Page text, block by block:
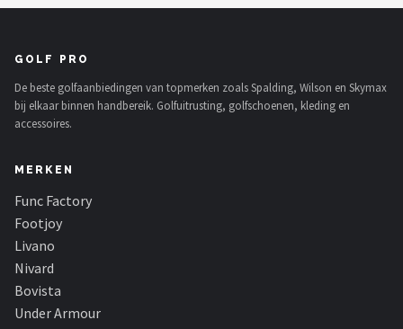
GOLF PRO
De beste golfaanbiedingen van topmerken zoals Spalding, Wilson en Skymax
bij elkaar binnen handbereik. Golfuitrusting, golfschoenen, kleding en
accessoires.
MERKEN
Func Factory
Footjoy
Livano
Nivard
Bovista
Under Armour